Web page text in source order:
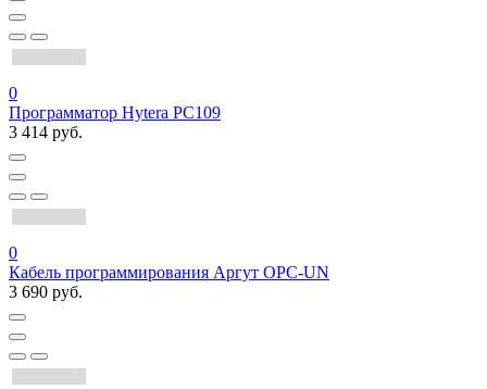
0
Программатор Hytera PC109
3 414 руб.
0
Кабель программирования Аргут OPC-UN
3 690 руб.